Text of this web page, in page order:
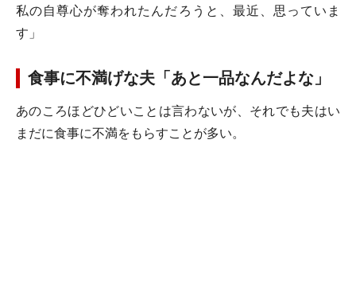
私の自尊心が奪われたんだろうと、最近、思っていま
す」
食事に不満げな夫「あと一品なんだよな」
あのころほどひどいことは言わないが、それでも夫はい
まだに食事に不満をもらすことが多い。